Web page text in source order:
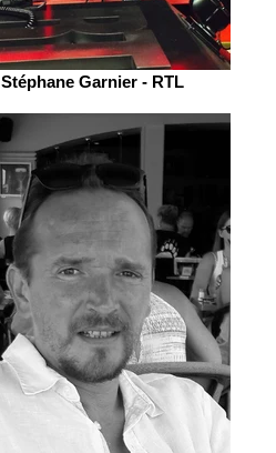
Stéphane Garnier - RTL